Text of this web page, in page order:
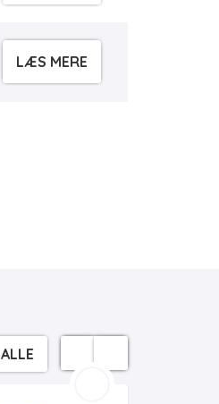
LÆS MERE
ALLE